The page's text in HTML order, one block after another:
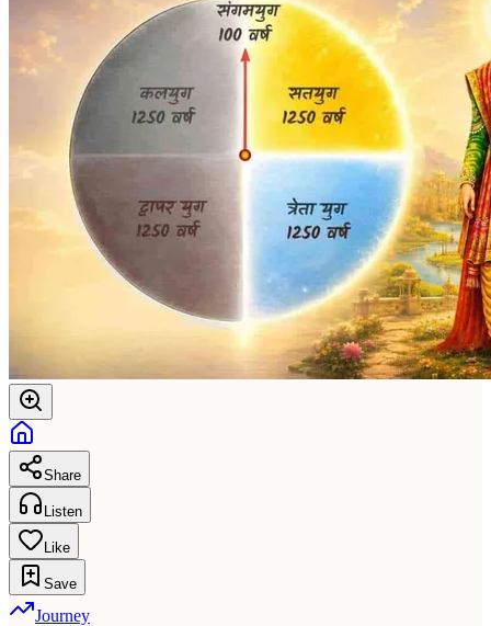
Share
Listen
Like
Save
Journey